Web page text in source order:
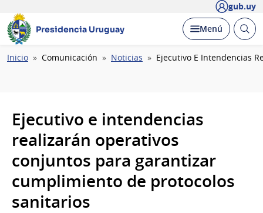
gub.uy
Presidencia Uruguay Desplegar
Menú Abrir
Ruta
Inicio Comunicación Noticias Ejecutivo E Intendencias
Ejecutivo e intendencias
realizarán operativos
conjuntos para garantizar
cumplimiento de protocolos
sanitarios